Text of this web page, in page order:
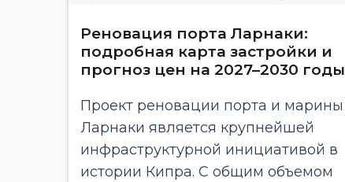
Реновация порта Ларнаки:
подробная карта застройки и
прогноз цен на 2027–2030 годы
Проект реновации порта и марины
Ларнаки является крупнейшей
инфраструктурной инициативой в
истории Кипра. С общим объемом